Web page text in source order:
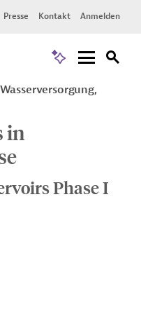
Presse Kontakt Anmelden
Wasserversorgung,
in
Phase I